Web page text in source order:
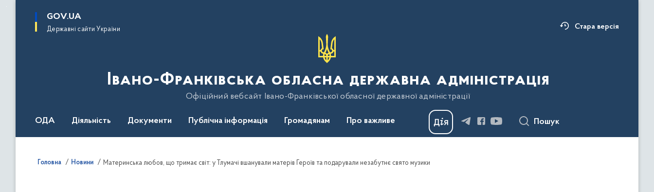
основного
GOV.UA
Державні сайти України Стара версія
Івано-Франківська обласна державна адміністрація
Офіційний вебсайт Івано-Франківської обласної державної адміністрації
ОДА Діяльність Документи Публічна інформація Громадянам Про важливе Пошук
Головна Новини Материнська любов, що тримає світ: у Тлумачі вшанували матерів Героїв та подарували незабутнє свято музики